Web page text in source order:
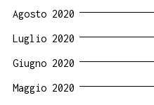
Agosto 2020
Luglio 2020
Giugno 2020
Maggio 2020